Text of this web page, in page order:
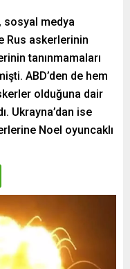
sosyal medya
Rus askerlerinin
tanınmamaları
ABD’den de hem
olduğuna dair
Ukrayna’dan ise
Noel oyuncaklı